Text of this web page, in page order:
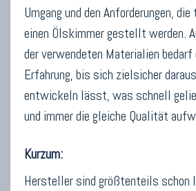
Umgang und den Anforderungen,
einen Ölskimmer gestellt werden.
der verwendeten Materialien
Erfahrung, bis sich zielsicher
entwickeln lässt, was schnell
und immer die gleiche Qualität
Kurzum:
Hersteller sind größtenteils schon